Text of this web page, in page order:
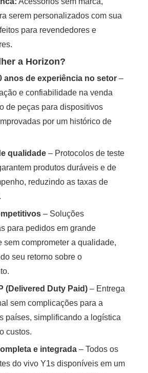
serem personalizados com sua
para revendedores e
a Horizon?
anos de experiência no setor –
e confiabilidade na venda
de peças para dispositivos
por um histórico de
qualidade – Protocolos de teste
produtos duráveis ​​e de
reduzindo as taxas de
– Soluções
para pedidos em grande
sem comprometer a qualidade,
seu retorno sobre o
(Delivered Duty Paid) – Entrega
sem complicações para a
países, simplificando a logística
custos.
e integrada – Todos os
do vivo Y1s disponíveis em um